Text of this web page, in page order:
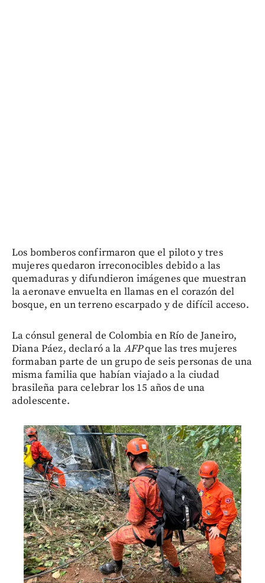
Los bomberos confirmaron que el piloto y tres
mujeres quedaron irreconocibles debido a las
quemaduras y difundieron imágenes que muestran
la aeronave envuelta en llamas en el corazón del
bosque, en un terreno escarpado y de difícil acceso.
La cónsul general de Colombia en Río de Janeiro,
Diana Páez, declaró a la AFPque las tres mujeres
formaban parte de un grupo de seis personas de una
misma familia que habían viajado a la ciudad
brasileña para celebrar los 15 años de una
adolescente.